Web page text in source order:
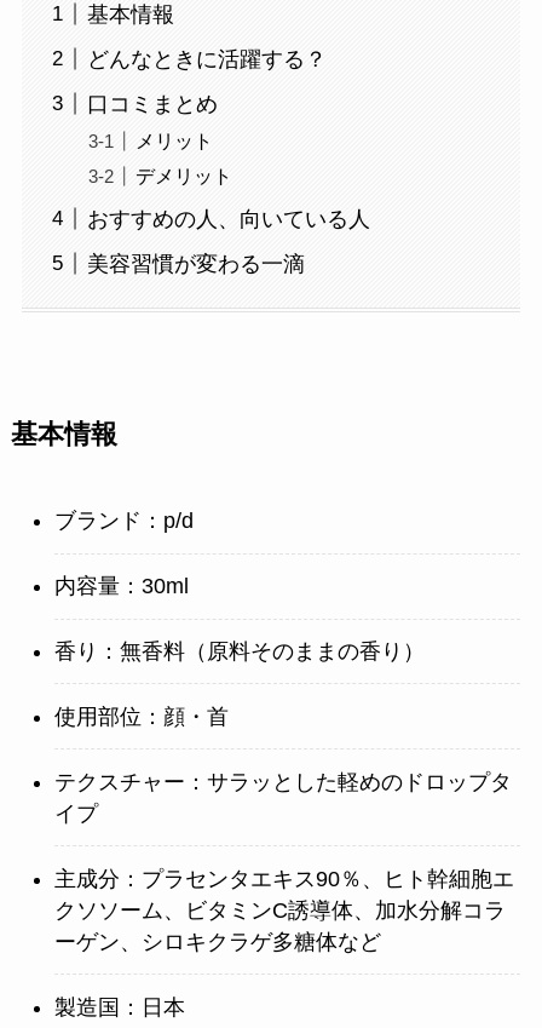
基本情報
どんなときに活躍する？
口コミまとめ
メリット
デメリット
おすすめの人、向いている人
美容習慣が変わる一滴
基本情報
ブランド：p/d
内容量：30ml
香り：無香料（原料そのままの香り）
使用部位：顔・首
テクスチャー：サラッとした軽めのドロップタ
イプ
主成分：プラセンタエキス90％、ヒト幹細胞エ
クソソーム、ビタミンC誘導体、加水分解コラ
ーゲン、シロキクラゲ多糖体など
製造国：日本